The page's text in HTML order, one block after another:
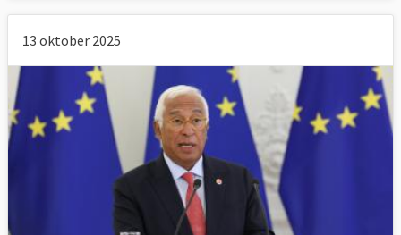
13 oktober 2025